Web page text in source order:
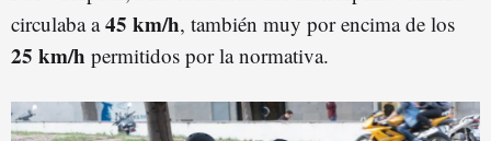
circulaba a45 km/h, también muy por encima de los
25 km/h permitidos por la normativa.